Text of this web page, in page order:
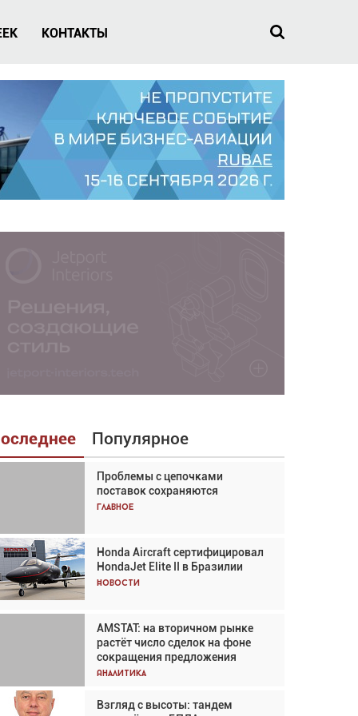
КОНТАКТЫ
Популярное
Проблемы с цепочками
поставок сохраняются
Главное
Honda Aircraft сертифицировал
HondaJet Elite II в Бразилии
Новости
AMSTAT: на вторичном рынке
растёт число сделок на фоне
сокращения предложения
Аналитика
Взгляд с высоты: тандем
Взгляд с высоты: тандем
вертолётов и БПЛА в
спасательных операциях
Авиационный фотограф Дэйв
Кох: «Фотография говорит сама
за себя... а ИИ всё портит»
Проблемы с цепочками
поставок сохраняются
Аналитика
Частный самолёт – это актив.